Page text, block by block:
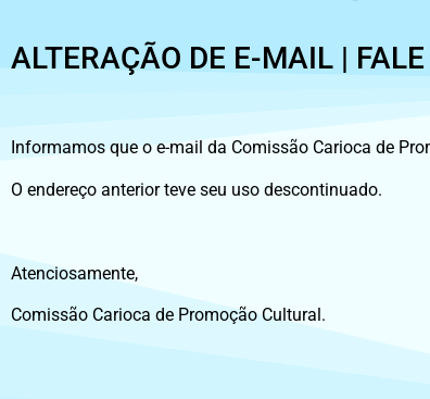
ALTERAÇÃO DE E-MAIL |
Informamos que o e-mail da Comissão Carioca de
O endereço anterior teve seu uso descontinuado.
Atenciosamente,
Comissão Carioca de Promoção Cultural.